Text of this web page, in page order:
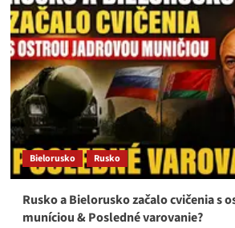
Zelenskyj
útokom
na
Bielorusko
Bielorusko Rusko
Rusko a Bielorusko začalo cvičenia s
muníciou & Posledné varovanie?